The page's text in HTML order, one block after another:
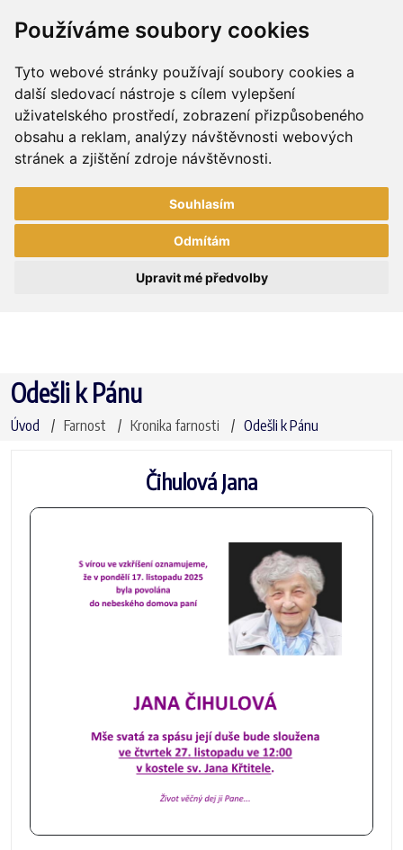
Používáme soubory cookies
Tyto webové stránky používají soubory cookies a
další sledovací nástroje s cílem vylepšení
uživatelského prostředí, zobrazení přizpůsobeného
obsahu a reklam, analýzy návštěvnosti webových
stránek a zjištění zdroje návštěvnosti.
Souhlasím
Odmítám
Upravit mé předvolby
Odešli k Pánu
Úvod Farnost Kronika farnosti Odešli k Pánu
Čihulová Jana